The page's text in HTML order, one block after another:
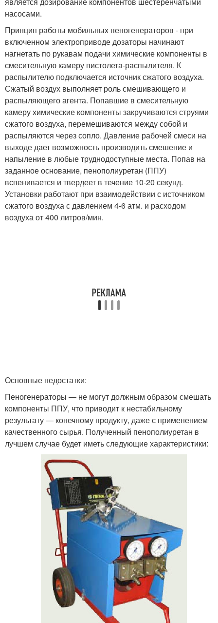
насосами.
Принцип работы мобильных пеногенераторов - при
включенном электроприводе дозаторы начинают
нагнетать по рукавам подачи химические компоненты в
смесительную камеру пистолета-распылителя. К
распылителю подключается источник сжатого воздуха.
Сжатый воздух выполняет роль смешивающего и
распыляющего агента. Попавшие в смесительную
камеру химические компоненты закручиваются струями
сжатого воздуха, перемешиваются между собой и
распыляются через сопло. Давление рабочей смеси на
выходе дает возможность производить смешение и
напыление в любые труднодоступные места. Попав на
заданное основание, пенополиуретан (ППУ)
вспенивается и твердеет в течение 10-20 секунд.
Установки работают при взаимодействии с источником
сжатого воздуха с давлением 4-6 атм. и расходом
воздуха от 400 литров/мин.
Основные недостатки:
Пеногенераторы — не могут должным образом смешать
компоненты ППУ, что приводит к нестабильному
результату — конечному продукту, даже с применением
качественного сырья. Полученный пенополиуретан в
лучшем случае будет иметь следующие характеристики: